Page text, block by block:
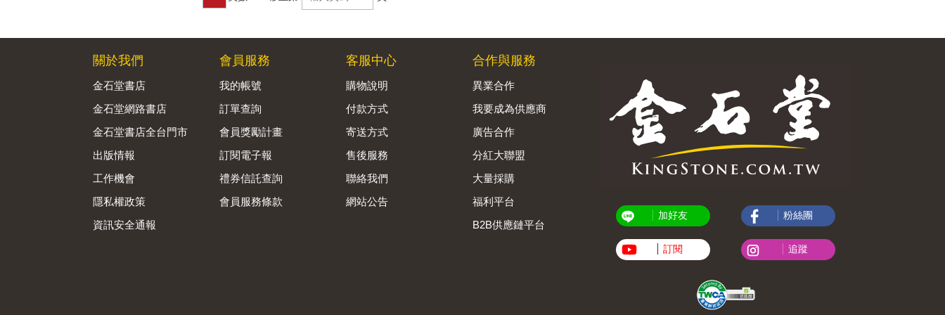
關於我們
金石堂書店
金石堂網路書店
金石堂書店全台門市
出版情報
工作機會
隱私權政策
資訊安全通報
會員服務
我的帳號
訂單查詢
會員獎勵計畫
訂閱電子報
禮券信託查詢
會員服務條款
客服中心
購物說明
付款方式
寄送方式
售後服務
聯絡我們
網站公告
合作與服務
異業合作
我要成為供應商
廣告合作
分紅大聯盟
大量採購
福利平台
B2B供應鏈平台
加好友
訂閱
粉絲團
追蹤